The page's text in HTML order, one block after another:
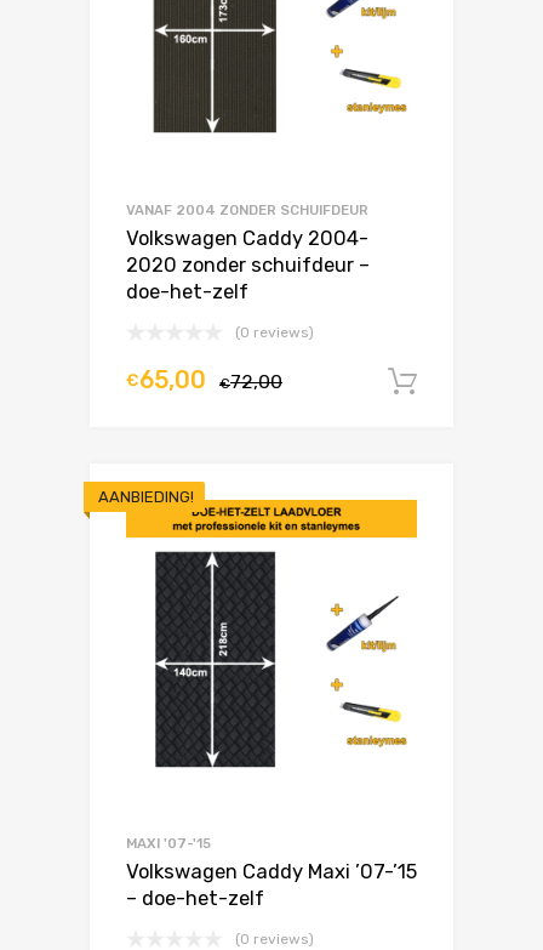
VANAF 2004 ZONDER SCHUIFDEUR
Volkswagen Caddy 2004-
2020 zonder schuifdeur –
doe-het-zelf
(0 reviews)
€72,00
€65,00
AANBIEDING!
MAXI '07-'15
Volkswagen Caddy Maxi ’07-’15
– doe-het-zelf
(0 reviews)